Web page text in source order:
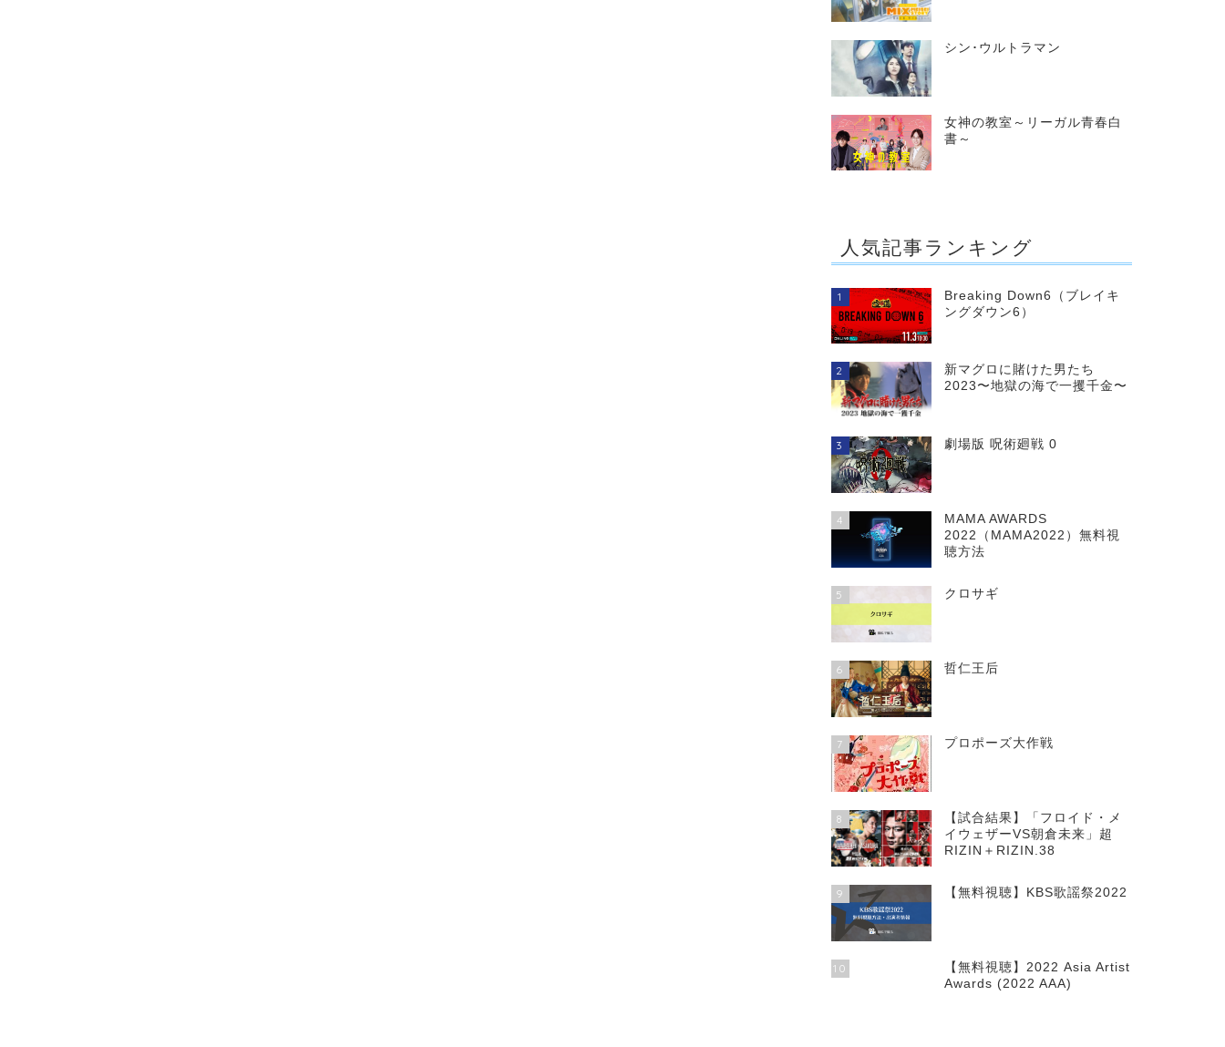
シン･ウルトラマン
女神の教室～リーガル青春白
書～
人気記事ランキング
1
Breaking Down6（ブレイキ
ングダウン6）
2
新マグロに賭けた男たち
2023〜地獄の海で一攫千金〜
3 劇場版 呪術廻戦 0
4
MAMA AWARDS
2022（MAMA2022）無料視
聴方法
5 クロサギ
6 哲仁王后
7 プロポーズ大作戦
8
【試合結果】「フロイド・メ
イウェザーVS朝倉未来」超
RIZIN＋RIZIN.38
9 【無料視聴】KBS歌謡祭2022
10
【無料視聴】2022 Asia Artist
Awards (2022 AAA)